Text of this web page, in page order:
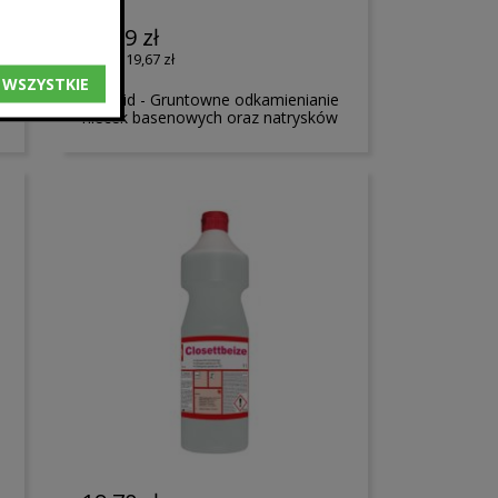
24,19 zł
19,67 zł
Puracid - Gruntowne odkamienianie
niecek basenowych oraz natrysków